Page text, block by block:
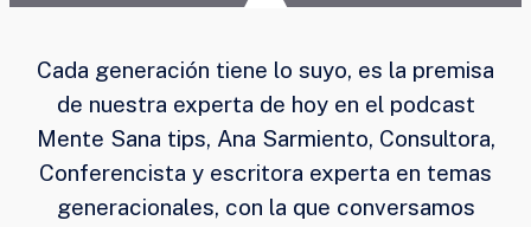
Cada generación tiene lo suyo, es la premisa
de nuestra experta de hoy en el podcast
Mente Sana tips, Ana Sarmiento, Consultora,
Conferencista y escritora experta en temas
generacionales, con la que conversamos